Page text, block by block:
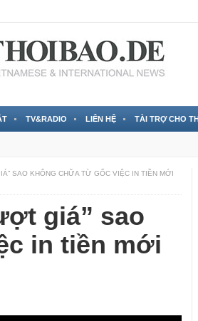
TV&RADIO LIÊN HỆ TÀI TRỢ CHO
SAO KHÔNG CHỮA TỪ GỐC VIỆC IN TIỀN MỚI
giá” sao
in tiền mới